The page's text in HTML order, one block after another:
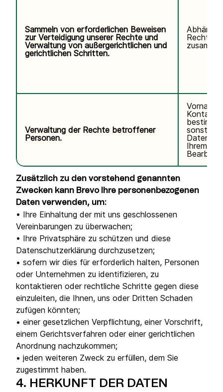
Sammeln von erforderlichen Beweisen
zur Verteidigung unserer Rechte und
Verwaltung von außergerichtlichen und
gerichtlichen Schritten.
Verwaltung der Rechte betroffener
Personen.
sonstige
Daten im
Ihrem
Zusätzlich zu den vorstehend genannten
Zwecken kann Brevo Ihre personenbezogenen
Daten verwenden, um:
• Ihre Einhaltung der mit uns geschlossenen
Vereinbarungen zu überwachen;
• Ihre Privatsphäre zu schützen und diese
Datenschutzerklärung durchzusetzen;
• sofern wir dies für erforderlich halten, Personen
oder Unternehmen zu identifizieren, zu
kontaktieren oder rechtliche Schritte gegen diese
einzuleiten, die Ihnen, uns oder Dritten Schaden
zufügen könnten;
• einer gesetzlichen Verpflichtung, einer Vorschrift,
einem Gerichtsverfahren oder einer gerichtlichen
Anordnung nachzukommen;
• jeden weiteren Zweck zu erfüllen, dem Sie
zugestimmt haben.
4. HERKUNFT DER DATEN